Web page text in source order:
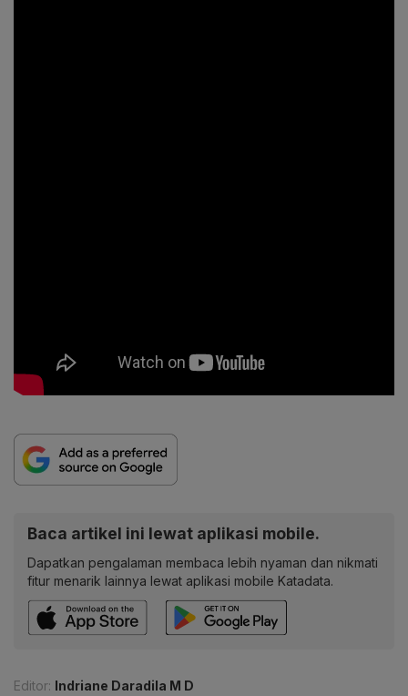
Baca artikel ini lewat aplikasi mobile.
Dapatkan pengalaman membaca lebih nyaman dan nikmati
fitur menarik lainnya lewat aplikasi mobile Katadata.
Editor: Indriane Daradila M D